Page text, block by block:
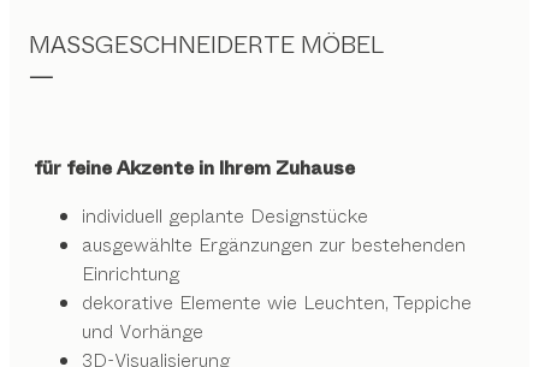
MASSGESCHNEIDERTE MÖBEL
für feine Akzente in Ihrem Zuhause
individuell geplante Designstücke
ausgewählte Ergänzungen zur bestehenden
Einrichtung
dekorative Elemente wie Leuchten, Teppiche
und Vorhänge
3D-Visualisierung